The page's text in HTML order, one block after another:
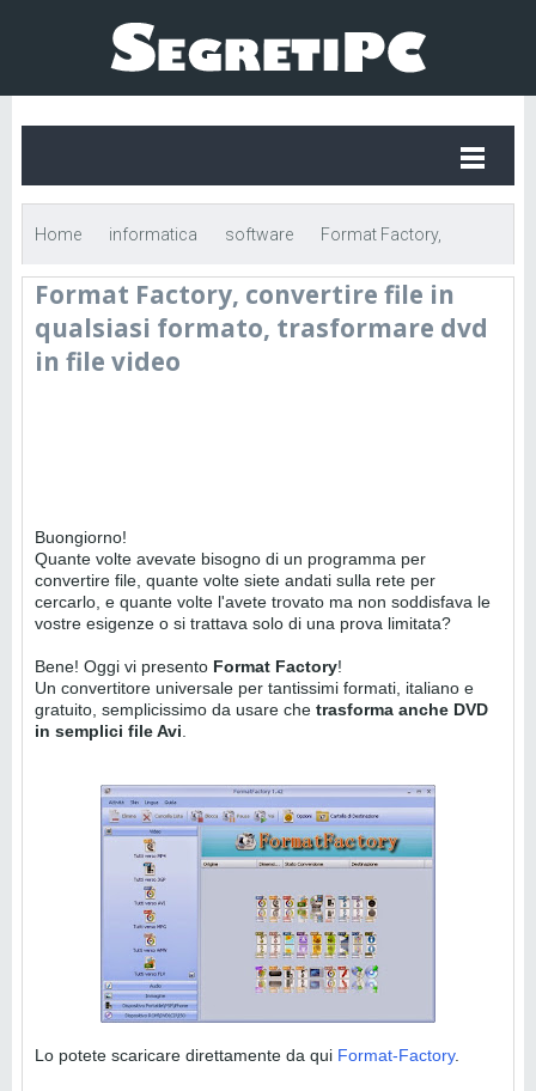
Home informatica software Format Factory,
convertire file in qualsiasi formato, trasformare dvd in file video
Format Factory, convertire file in
qualsiasi formato, trasformare dvd
in file video
Buongiorno!
Quante volte avevate bisogno di un programma per
convertire file, quante volte siete andati sulla rete per
cercarlo, e quante volte l'avete trovato ma non soddisfava le
vostre esigenze o si trattava solo di una prova limitata?
Bene! Oggi vi presento Format Factory!
Un convertitore universale per tantissimi formati, italiano e
gratuito, semplicissimo da usare che trasforma anche DVD
in semplici file Avi
Lo potete scaricare direttamente da qui Format-Factory.